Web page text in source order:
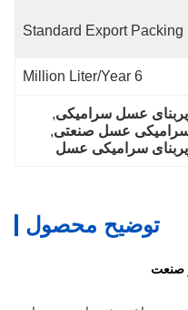
Standard Export Packing
6 Million Liter/year
عسل سرامیکی ,
سرامیکی عسل صنعتی ,
سرامیکی عسل
توضیح محصول
صنعت